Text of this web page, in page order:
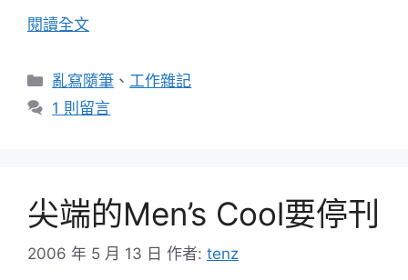
閱讀全文
分
類
亂寫隨筆 、 工作雜記
1 則留言
尖端的Men’s Cool要停刊
2006 年 5 月 13 日 作者: tenz